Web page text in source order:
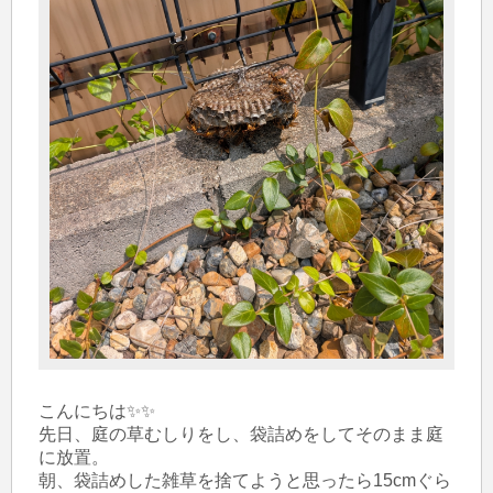
こんにちは✨✨
先日、庭の草むしりをし、袋詰めをしてそのまま庭
に放置。
朝、袋詰めした雑草を捨てようと思ったら15cmぐら